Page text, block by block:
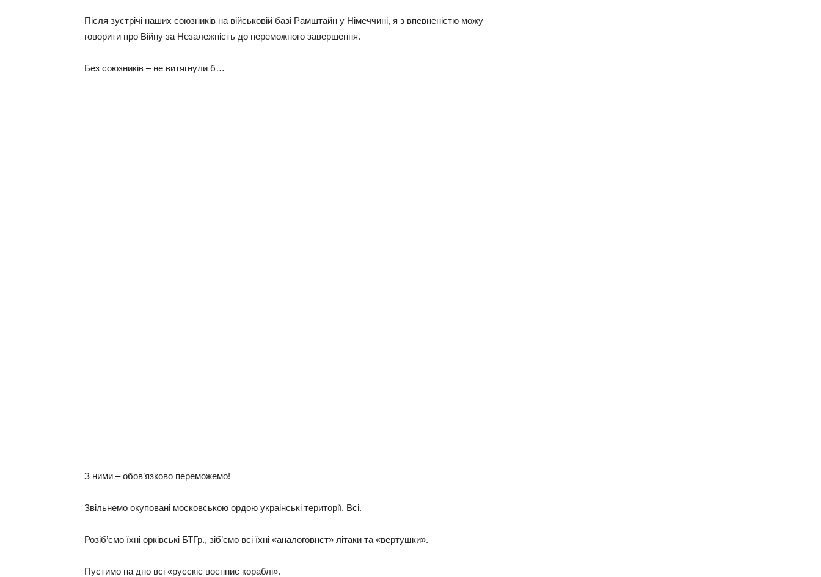
Після зустрічі наших союзників на військовій базі Рамштайн у Німеччині, я з впевненістю можу
говорити про Війну за Незалежність до переможного завершення.
Без союзників – не витягнули б…
З ними – обов’язково переможемо!
Звільнемо окуповані московською ордою украінські території. Всі.
Розіб’ємо їхні орківські БТГр., зіб’ємо всі їхні «аналоговнєт» літаки та «вертушки».
Пустимо на дно всі «русскіє воєнниє кораблі».